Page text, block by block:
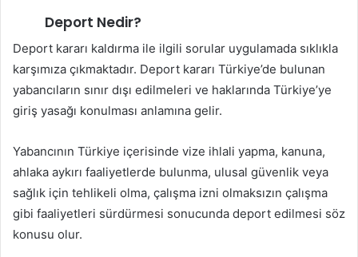
Deport Nedir?
Deport kararı kaldırma ile ilgili sorular uygulamada sıklıkla
karşımıza çıkmaktadır. Deport kararı Türkiye’de bulunan
yabancıların sınır dışı edilmeleri ve haklarında Türkiye’ye
giriş yasağı konulması anlamına gelir.
Yabancının Türkiye içerisinde vize ihlali yapma, kanuna,
ahlaka aykırı faaliyetlerde bulunma, ulusal güvenlik veya
sağlık için tehlikeli olma, çalışma izni olmaksızın çalışma
gibi faaliyetleri sürdürmesi sonucunda deport edilmesi söz
konusu olur.